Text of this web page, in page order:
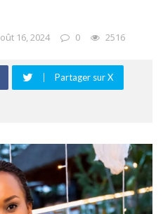
16, 2024 0 2516
Partager sur X